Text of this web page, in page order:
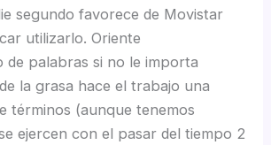
segundo favorece de Movistar
utilizarlo. Oriente
de palabras si no le importa
la grasa hace el trabajo una
términos (aunque tenemos
ejercen con el pasar del tiempo 2